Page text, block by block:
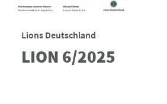
Lions Deutschland
LION 6/2025